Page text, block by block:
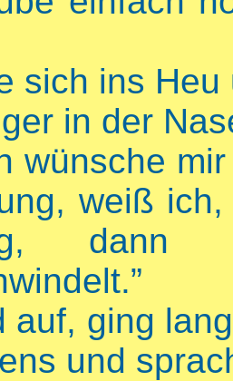
sich ins
in der
wünsche
weiß
auf, ging
und